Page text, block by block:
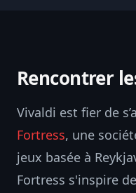
Rencontrer
Vivaldi est fier de
Fortress, une
jeux basée à
Fortress s'inspire